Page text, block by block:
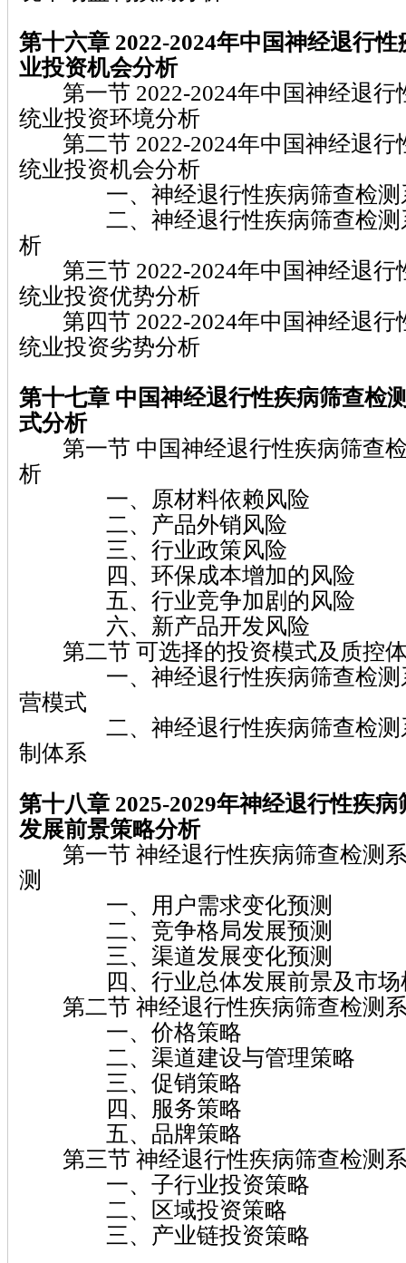
第十六章 2022-2024年中国神经退行
业投资机会分析
第一节 2022-2024年中国神经退行
统业投资环境分析
第二节 2022-2024年中国神经退行
统业投资机会分析
一、神经退行性疾病筛查检测
二、神经退行性疾病筛查检测
析
第三节 2022-2024年中国神经退行
统业投资优势分析
第四节 2022-2024年中国神经退行
统业投资劣势分析
第十七章 中国神经退行性疾病筛查检
式分析
第一节 中国神经退行性疾病筛查
析
一、原材料依赖风险
二、产品外销风险
三、行业政策风险
四、环保成本增加的风险
五、行业竞争加剧的风险
六、新产品开发风险
第二节 可选择的投资模式及质控
一、神经退行性疾病筛查检测
营模式
二、神经退行性疾病筛查检测
制体系
第十八章 2025-2029年神经退行性疾病
发展前景策略分析
第一节 神经退行性疾病筛查检测
测
一、用户需求变化预测
二、竞争格局发展预测
三、渠道发展变化预测
四、行业总体发展前景及市场
第二节 神经退行性疾病筛查检测
一、价格策略
二、渠道建设与管理策略
三、促销策略
四、服务策略
五、品牌策略
第三节 神经退行性疾病筛查检测
一、子行业投资策略
二、区域投资策略
三、产业链投资策略